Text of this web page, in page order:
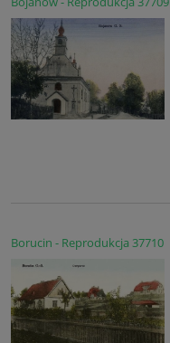
Borucin - Reprodukcja 37710